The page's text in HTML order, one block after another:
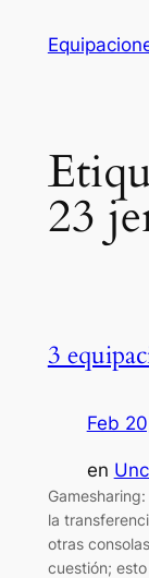
23
3
Feb
en
la
otras
cuestión;